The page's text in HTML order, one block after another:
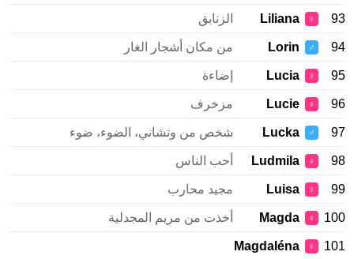
93
♀
Liliana الزنابق
94
♂
Lorin من مكان أشجار الغار
95
♀
Lucia إضاءة
96
♀
Lucie مزخرف
97
♂
Lucka شخص من وتشاني، الضوء، ضوء
98
♀
Ludmila أحب الناس
99
♀
Luisa مجيد محارب
100
♀
Magda أخذت من مريم المجدلية
101
♀
Magdaléna